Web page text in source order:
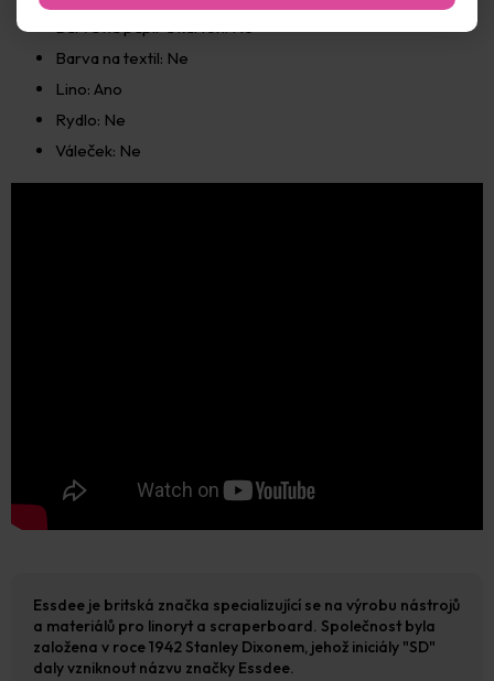
Barva na papír a karton: Ne
Barva na textil: Ne
Lino: Ano
Rydlo: Ne
Váleček: Ne
Essdee je britská značka specializující se na výrobu nástrojů
a materiálů pro linoryt a scraperboard. Společnost byla
založena v roce 1942 Stanley Dixonem, jehož iniciály "SD"
daly vzniknout názvu značky Essdee. ​